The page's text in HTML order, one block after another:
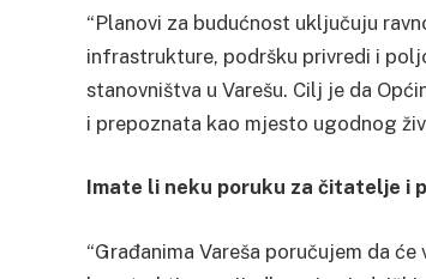
“Planovi za budućnost uključuju
infrastrukture, podršku privredi i
stanovništva u Varešu. Cilj je da
i prepoznata kao mjesto ugodnog
Imate li neku poruku za čitatelje i
“Građanima Vareša poručujem da